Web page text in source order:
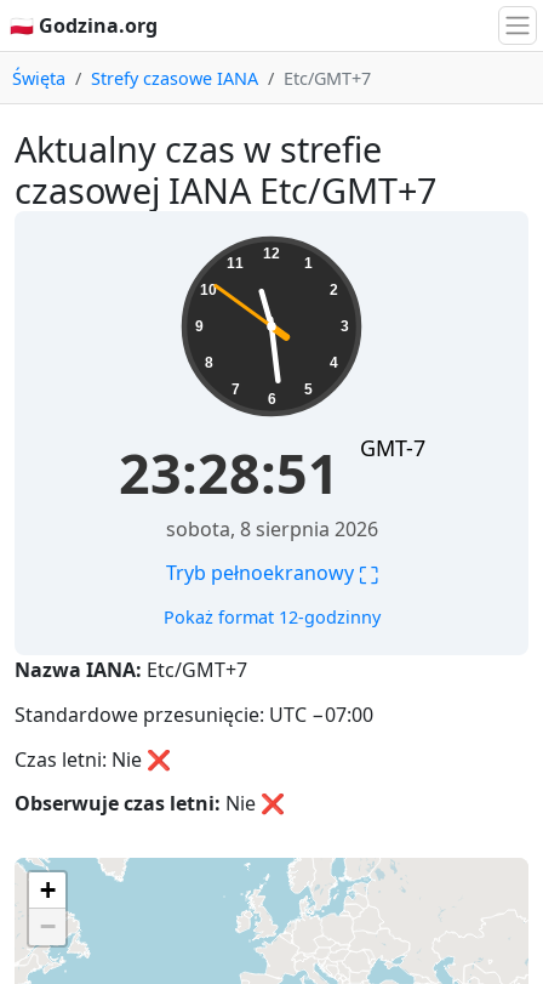
🇵🇱 Godzina.org
Święta Strefy czasowe IANA Etc/GMT+7
Aktualny czas w strefie
czasowej IANA Etc/GMT+7
12
1
2
3
4
5
6
7
8
9
10
11
23:28:51 GMT-7
sobota, 8 sierpnia 2026
Tryb pełnoekranowy ⛶
Pokaż format 12-godzinny
Nazwa IANA: Etc/GMT+7
Standardowe przesunięcie: UTC −07:00
Czas letni: Nie ❌
Obserwuje czas letni: Nie ❌
+
−